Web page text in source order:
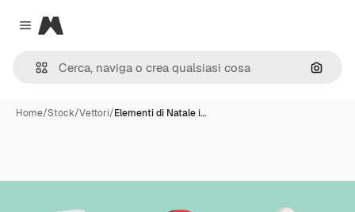
Close menu
Magnific
Cerca
Home/Stock/Vettori/Elementi di Natale i…